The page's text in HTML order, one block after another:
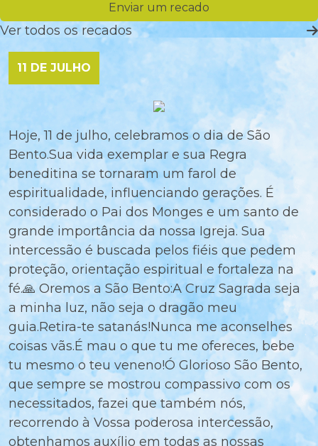
Enviar um recado
Ver todos os recados
11 DE JULHO
Hoje, 11 de julho, celebramos o dia de São
Bento.Sua vida exemplar e sua Regra
beneditina se tornaram um farol de
espiritualidade, influenciando gerações. É
considerado o Pai dos Monges e um santo de
grande importância da nossa Igreja. Sua
intercessão é buscada pelos fiéis que pedem
proteção, orientação espiritual e fortaleza na
fé.🙏 Oremos a São Bento:A Cruz Sagrada seja
a minha luz, não seja o dragão meu
guia.Retira-te satanás!Nunca me aconselhes
coisas vãs.É mau o que tu me ofereces, bebe
tu mesmo o teu veneno!Ó Glorioso São Bento,
que sempre se mostrou compassivo com os
necessitados, fazei que também nós,
recorrendo à Vossa poderosa intercessão,
obtenhamos auxílio em todas as nossas